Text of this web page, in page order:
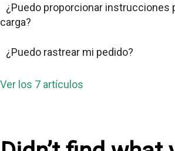
¿Puedo proporcionar instrucciones
carga?
¿Puedo rastrear mi pedido?
Ver los 7 artículos